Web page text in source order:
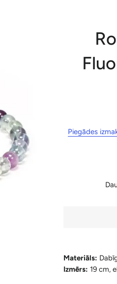
Piegādes
Materiāls:
Izmērs: 19 cm,